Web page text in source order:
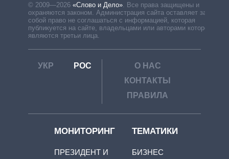
© 2009—2026 «Слово и Дело»
Все права защищены и
охраняются законом. Администрация сайта оставляет за
собой право не соглашаться с информацией, которая
публикуется на сайте, владельцами или авторами которой
являются третьи лица.
УКР РОС
О НАС
КОНТАКТЫ
ПРАВИЛА
МОНИТОРИНГ
ПРЕЗИДЕНТ И
ТЕМАТИКИ
БИЗНЕС